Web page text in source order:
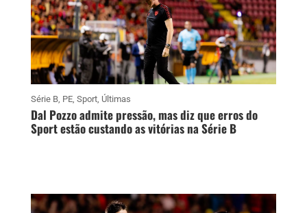
Série B, PE, Sport, Últimas
Dal Pozzo admite pressão, mas diz que erros do
Sport estão custando as vitórias na Série B